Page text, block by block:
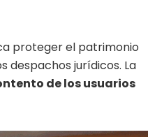
proteger el patrimonio
despachos jurídicos. La
de los usuarios